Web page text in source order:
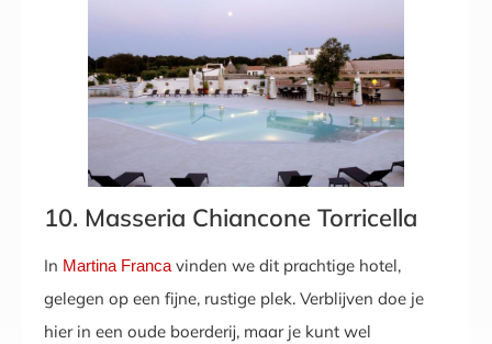
10. Masseria Chiancone Torricella
In Martina Francavinden we dit prachtige hotel,
gelegen op een fijne, rustige plek. Verblijven doe je
hier in een oude boerderij, maar je kunt wel